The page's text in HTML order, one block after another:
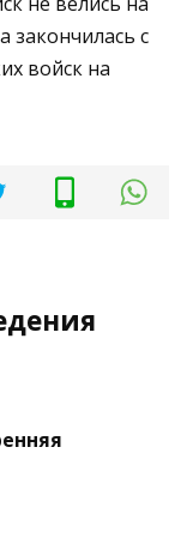
закончилась с
войск на